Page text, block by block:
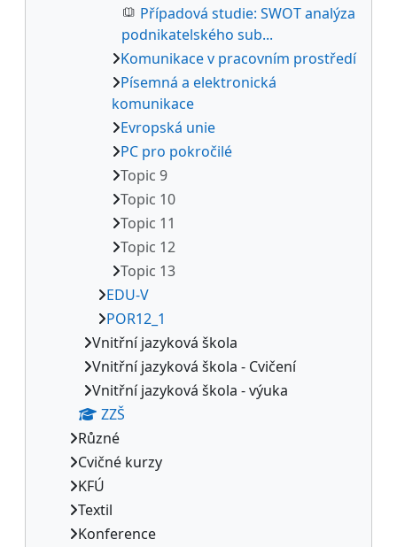
Případová studie: SWOT analýza
podnikatelského sub...
Komunikace v pracovním prostředí
Písemná a elektronická
komunikace
Evropská unie
PC pro pokročilé
Topic 9
Topic 10
Topic 11
Topic 12
Topic 13
EDU-V
POR12_1
Vnitřní jazyková škola
Vnitřní jazyková škola - Cvičení
Vnitřní jazyková škola - výuka
ZZŠ
Různé
Cvičné kurzy
KFÚ
Textil
Konference